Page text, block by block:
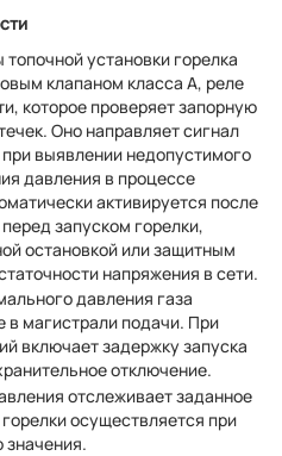
установки горелка
клапаном класса А, реле
которое проверяет запорную
Оно направляет сигнал
выявлении недопустимого
давления в процессе
активируется после
запуском горелки,
остановкой или защитным
напряжения в сети.
давления газа
в магистрали подачи. При
включает задержку запуска
отключение.
отслеживает заданное
осуществляется при